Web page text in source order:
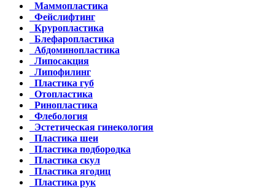
Маммопластика
Фейслифтинг
Круропластика
Блефаропластика
Абдоминопластика
Липосакция
Липофилинг
Пластика губ
Отопластика
Ринопластика
Флебология
Эстетическая гинекология
Пластика шеи
Пластика подбородка
Пластика скул
Пластика ягодиц
Пластика рук